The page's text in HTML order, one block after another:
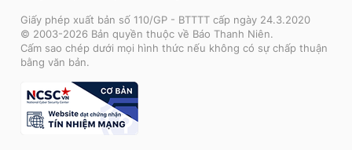
Giấy phép xuất bản số 110/GP - BTTTT cấp ngày 24.3.2020
© 2003-2026 Bản quyền thuộc về Báo Thanh Niên.
Cấm sao chép dưới mọi hình thức nếu không có sự chấp thuận
bằng văn bản.